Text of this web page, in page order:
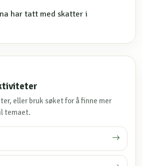
har tatt med skatter i
eller bruk søket for å finne mer
temaet.